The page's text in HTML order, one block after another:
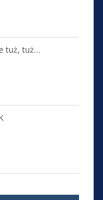
tuż, tuż…